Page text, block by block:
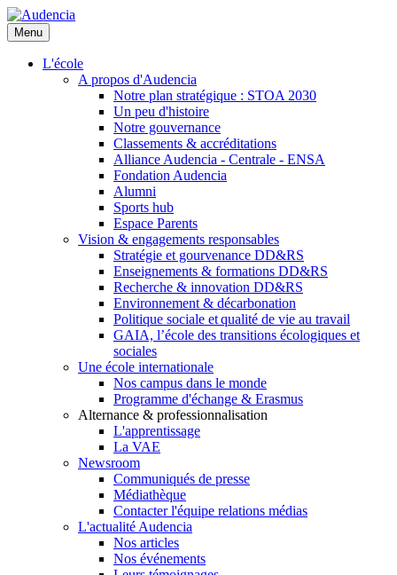
Aller
au
contenu
principal
Menu
L'école
A propos d'Audencia
Notre plan stratégique : STOA 2030
Un peu d'histoire
Notre gouvernance
Classements & accréditations
Alliance Audencia - Centrale - ENSA
Fondation Audencia
Alumni
Sports hub
Espace Parents
Vision & engagements responsables
Stratégie et gourvenance DD&RS
Enseignements & formations DD&RS
Recherche & innovation DD&RS
Environnement & décarbonation
Politique sociale et qualité de vie au travail
GAIA, l’école des transitions écologiques et
sociales
Une école internationale
Nos campus dans le monde
Programme d'échange & Erasmus
Alternance & professionnalisation
L'apprentissage
La VAE
Newsroom
Communiqués de presse
Médiathèque
Contacter l'équipe relations médias
L'actualité Audencia
Nos articles
Nos événements